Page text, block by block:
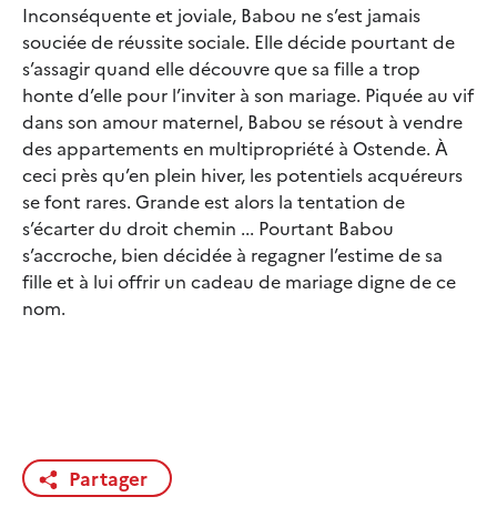
Inconséquente et joviale, Babou ne s’est jamais
souciée de réussite sociale. Elle décide pourtant de
s’assagir quand elle découvre que sa fille a trop
honte d’elle pour l’inviter à son mariage. Piquée au vif
dans son amour maternel, Babou se résout à vendre
des appartements en multipropriété à Ostende. À
ceci près qu’en plein hiver, les potentiels acquéreurs
se font rares. Grande est alors la tentation de
s’écarter du droit chemin ... Pourtant Babou
s’accroche, bien décidée à regagner l’estime de sa
fille et à lui offrir un cadeau de mariage digne de ce
nom.
Partager